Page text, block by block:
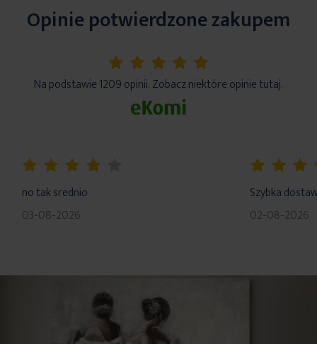
Opinie potwierdzone zakupem
5%
Na podstawie 1209 opinii. Zobacz niektóre opinie tutaj.
no tak srednio
03-08-2026
Szybka
02-08-2026